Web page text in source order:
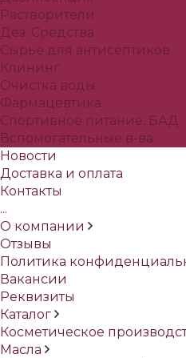
Растворители
Дез. Средства
Сырье для антисептиков
Клининг
Очистка воды
Фармацевтика
Спортивное питание, БАД
Вспомогательные в-ва
Новости
Доставка и оплата
Контакты
...
О компании
Отзывы
Политика
Вакансии
Реквизиты
Каталог
Косметическое
Масла